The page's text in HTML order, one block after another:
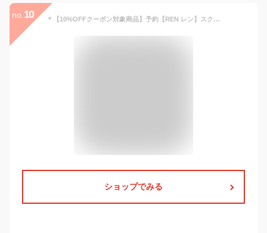
no. 10 ＊【10%OFFクーポン対象商品】予約【REN レン】スクエア ダッフル トート レザー バッグ Mサイズ (1-30-15152)(fu30252)ボストン 本革 バッグ レディース fukuro レジブクロ レディース エコバッグ ナチュラル カジュアル おしゃれ シンプル クリスマス
ショップでみる